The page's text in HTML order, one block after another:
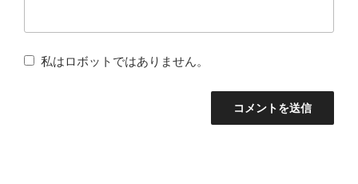
私はロボットではありません。